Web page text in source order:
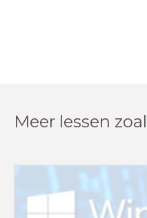
Meer lessen